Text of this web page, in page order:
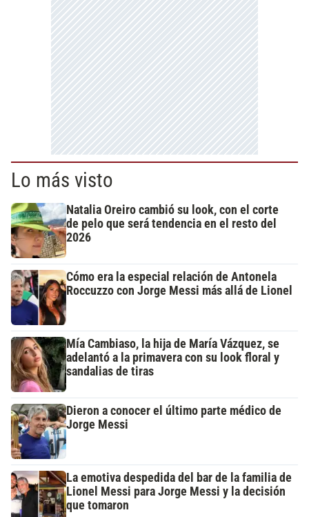
Lo más visto
Natalia Oreiro cambió su look, con el corte
de pelo que será tendencia en el resto del
2026
Cómo era la especial relación de Antonela
Roccuzzo con Jorge Messi más allá de Lionel
Mía Cambiaso, la hija de María Vázquez, se
adelantó a la primavera con su look floral y
sandalias de tiras
Dieron a conocer el último parte médico de
Jorge Messi
La emotiva despedida del bar de la familia de
Lionel Messi para Jorge Messi y la decisión
que tomaron